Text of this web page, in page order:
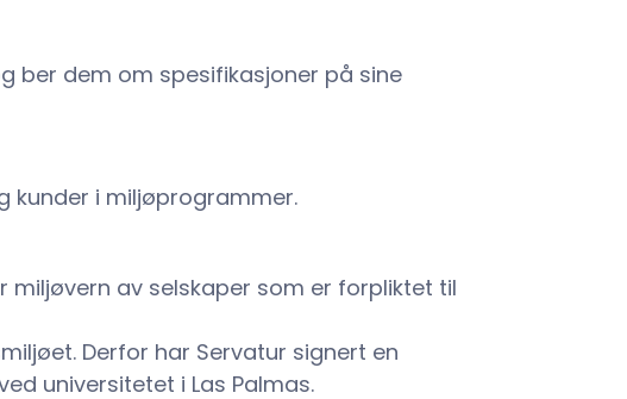
ber dem om spesifikasjoner på sine
kunder i miljøprogrammer.
av selskaper som er forpliktet til
Derfor har Servatur signert en
universitetet i Las Palmas.